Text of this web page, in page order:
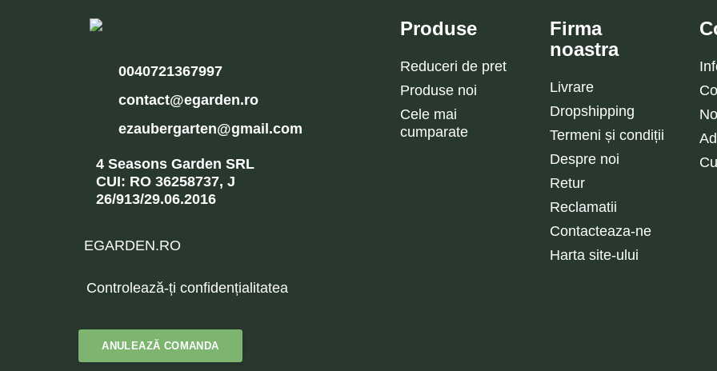
0040721367997
contact@egarden.ro
ezaubergarten@gmail.com
4 Seasons Garden SRL
CUI: RO 36258737, J
26/913/29.06.2016
EGARDEN.RO
Controlează-ți confidențialitatea
Produse
Reduceri de pret
Produse noi
Cele mai
cumparate
Firma
noastra
Livrare
Dropshipping
Termeni și condiții
Despre noi
Retur
Reclamatii
Contacteaza-ne
Harta site-ului
ANULEAZĂ COMANDA